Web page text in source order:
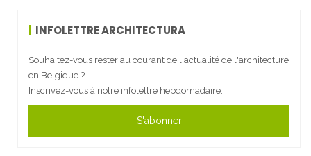
INFOLETTRE ARCHITECTURA
Souhaitez-vous rester au courant de l'actualité de l'architecture
en Belgique ?
Inscrivez-vous à notre infolettre hebdomadaire.
S'abonner